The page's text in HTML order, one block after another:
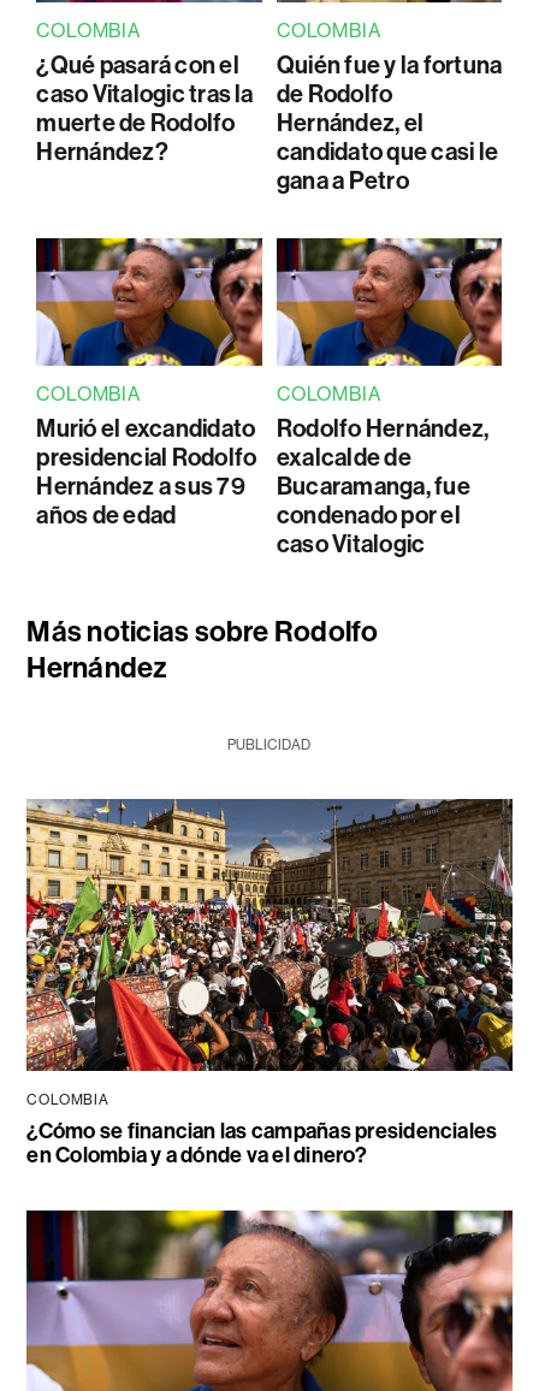
COLOMBIA
¿Qué pasará con el
caso Vitalogic tras la
muerte de Rodolfo
Hernández?
COLOMBIA
Quién fue y la fortuna
de Rodolfo
Hernández, el
candidato que casi le
gana a Petro
COLOMBIA
Murió el excandidato
presidencial Rodolfo
Hernández a sus 79
años de edad
COLOMBIA
Rodolfo Hernández,
exalcalde de
Bucaramanga, fue
condenado por el
caso Vitalogic
Más noticias sobre Rodolfo
Hernández
PUBLICIDAD
COLOMBIA
¿Cómo se financian las campañas presidenciales
en Colombia y a dónde va el dinero?